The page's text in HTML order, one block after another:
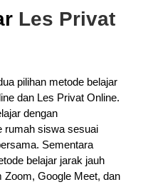
Les Privat
pilihan metode belajar
dan Les Privat Online.
dengan
rumah siswa sesuai
Sementara
belajar jarak jauh
Zoom, Google Meet, dan